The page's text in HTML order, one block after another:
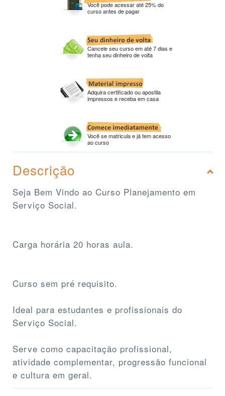
Você pode acessar até 25% do
curso antes de pagar
Cancele seu curso em até 7 dias e
tenha seu dinheiro de volta
Adquira certificado ou apostila
impressos e receba em casa
Você se matricula e já tem acesso
ao curso
Descrição
Seja Bem Vindo ao Curso Planejamento em
Serviço Social.
Carga horária 20 horas aula.
Curso sem pré requisito.
Ideal para estudantes e profissionais do
Serviço Social.
Serve como capacitação profissional,
atividade complementar, progressão funcional
e cultura em geral.